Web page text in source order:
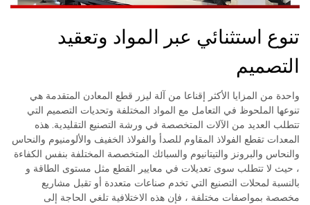
تنوع استثنائي عبر المواد وتعقيد
التصميم
واحدة من المزايا الأكثر إقناعا من آلة ليزر قطع المعادن المتقدمة هي
تنوعها الملحوظ في التعامل مع المواد المختلفة وتحديات التصميم التي
تتطلب العديد من الآلات المتخصصة في ورشة التصنيع التقليدية. هذه
المعدات تقطع الفولاذ المقاوم للصدأ والفولاذ الخفيف والألومنيوم والنحاس
والنحاس والبرونز والتيتانيوم والسبائك المتخصصة المختلفة بنفس الكفاءة
، حيث لا تتطلب سوى تعديلات في معايير القطع مثل مستوى الطاقة و
بالنسبة لمحلات التصنيع التي تخدم صناعات متعددة أو تقبل مشاريع
مخصصة بمواصفات مختلفة ، فإن هذه الاختلافية تلغي الحاجة إلى